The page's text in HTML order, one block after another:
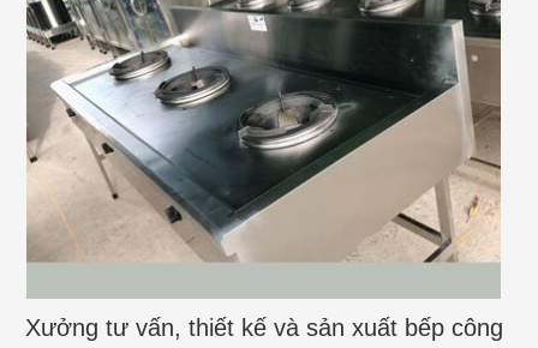
Xưởng tư vấn, thiết kế và sản xuất bếp công